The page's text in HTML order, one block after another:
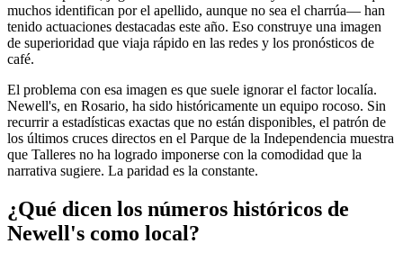
muchos identifican por el apellido, aunque no sea el charrúa— han
tenido actuaciones destacadas este año. Eso construye una imagen
de superioridad que viaja rápido en las redes y los pronósticos de
café.
El problema con esa imagen es que suele ignorar el factor localía.
Newell's, en Rosario, ha sido históricamente un equipo rocoso. Sin
recurrir a estadísticas exactas que no están disponibles, el patrón de
los últimos cruces directos en el Parque de la Independencia muestra
que Talleres no ha logrado imponerse con la comodidad que la
narrativa sugiere. La paridad es la constante.
¿Qué dicen los números históricos de
Newell's como local?